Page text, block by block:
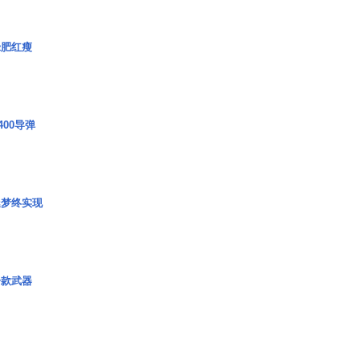
红瘦
导弹
终实现
武器